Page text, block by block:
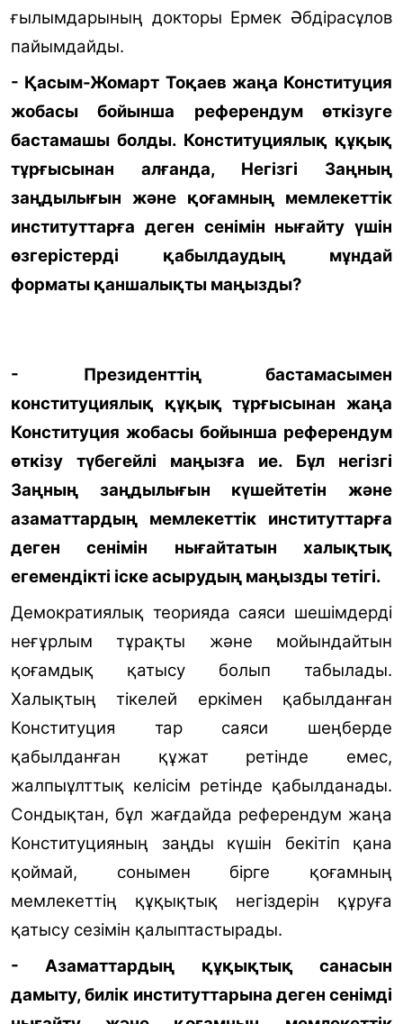
ғылымдарының докторы Ермек Әбдірасұлов
пайымдайды.
- Қасым-Жомарт Тоқаев жаңа Конституция
жобасы бойынша референдум өткізуге
бастамашы болды. Конституциялық құқық
тұрғысынан алғанда, Негізгі Заңның
заңдылығын және қоғамның мемлекеттік
институттарға деген сенімін нығайту үшін
өзгерістерді қабылдаудың мұндай
форматы қаншалықты маңызды?
- Президенттің бастамасымен
конституциялық құқық тұрғысынан жаңа
Конституция жобасы бойынша референдум
өткізу түбегейлі маңызға ие. Бұл негізгі
Заңның заңдылығын күшейтетін және
азаматтардың мемлекеттік институттарға
деген сенімін нығайтатын халықтық
егемендікті іске асырудың маңызды тетігі.
Демократиялық теорияда саяси шешімдерді
неғұрлым тұрақты және мойындайтын
қоғамдық қатысу болып табылады.
Халықтың тікелей еркімен қабылданған
Конституция тар саяси шеңберде
қабылданған құжат ретінде емес,
жалпыұлттық келісім ретінде қабылданады.
Сондықтан, бұл жағдайда референдум жаңа
Конституцияның заңды күшін бекітіп қана
қоймай, сонымен бірге қоғамның
мемлекеттің құқықтық негіздерін құруға
қатысу сезімін қалыптастырады.
- Азаматтардың құқықтық санасын
дамыту, билік институттарына деген сенімді